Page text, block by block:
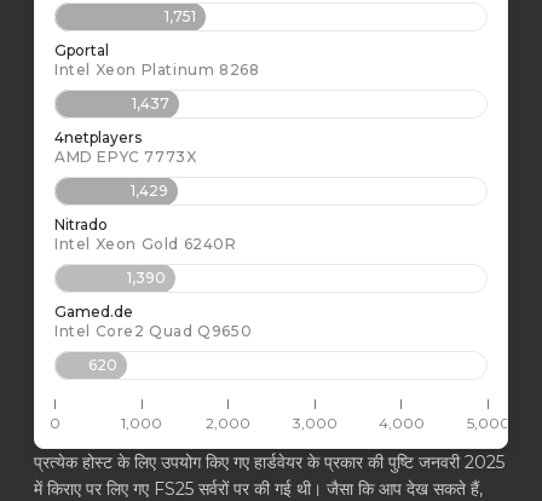
1,751
Gportal
Intel Xeon Platinum 8268
1,437
4netplayers
AMD EPYC 7773X
1,429
Nitrado
Intel Xeon Gold 6240R
1,390
Gamed.de
Intel Core2 Quad Q9650
620
0 1,000 2,000 3,000 4,000 5,000
प्रत्येक होस्ट के लिए उपयोग किए गए हार्डवेयर के प्रकार की पुष्टि जनवरी 2025
में किराए पर लिए गए FS25 सर्वरों पर की गई थी। जैसा कि आप देख सकते हैं,